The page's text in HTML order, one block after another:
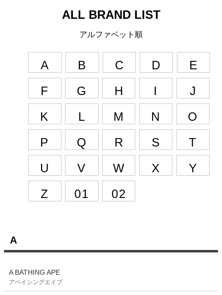
ALL BRAND LIST
アルファベット順
A B C D
E
F
G H I
J
K
L M N
O
P
Q R S
T
U
V W X
Y
Z
01 02
A
A BATHING APE
アベイシングエイプ